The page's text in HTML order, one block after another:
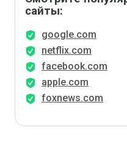
сайты:
google.com
netflix.com
facebook.com
apple.com
foxnews.com